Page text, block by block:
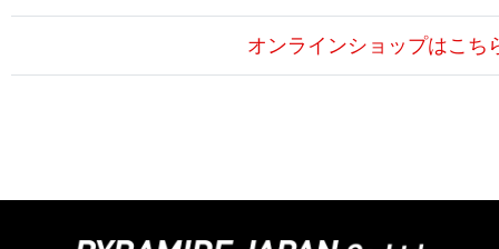
オンラインショップはこち